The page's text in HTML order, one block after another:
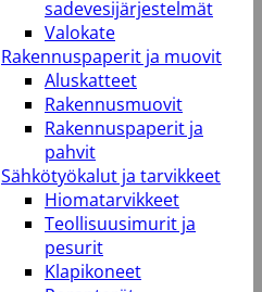
sadevesijärjestelmät
Valokate
Rakennuspaperit ja muovit
Aluskatteet
Rakennusmuovit
Rakennuspaperit ja
pahvit
Sähkötyökalut ja tarvikkeet
Hiomatarvikkeet
Teollisuusimurit ja
pesurit
Klapikoneet